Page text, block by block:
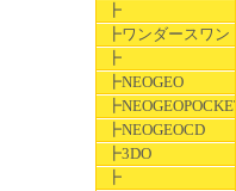
┣
┣ワンダースワン
┣
┣NEOGEO
┣NEOGEOPOCKET
┣NEOGEOCD
┣3DO
┣